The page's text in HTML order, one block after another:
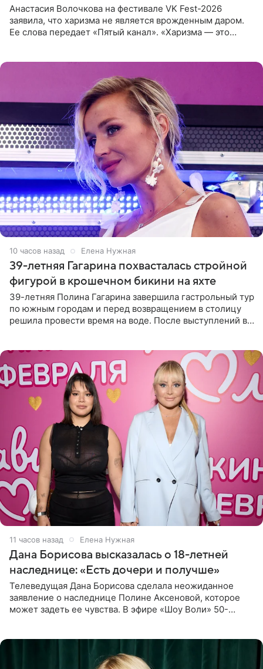
Анастасия Волочкова на фестивале VK Fest-2026
заявила, что харизма не является врожденным даром.
Ее слова передает «Пятый канал». «Харизма — это
10 часов назад Елена Нужная
39-летняя Гагарина похвасталась стройной
фигурой в крошечном бикини на яхте
39-летняя Полина Гагарина завершила гастрольный тур
по южным городам и перед возвращением в столицу
решила провести время на воде. После выступлений в
11 часов назад Елена Нужная
Дана Борисова высказалась о 18-летней
наследнице: «Есть дочери и получше»
Телеведущая Дана Борисова сделала неожиданное
заявление о наследнице Полине Аксеновой, которое
может задеть ее чувства. В эфире «Шоу Воли» 50-